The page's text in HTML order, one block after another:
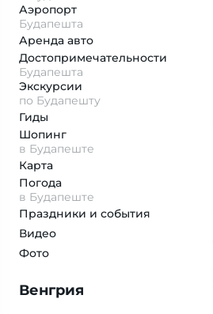
Аэропорт
Будапешта
Аренда авто
Достопримеча­тельности
Будапешта
Экскурсии
по Будапешту
Гиды
Шопинг
в Будапеште
Карта
Погода
в Будапеште
Праздники и события
Видео
Фото
Венгрия